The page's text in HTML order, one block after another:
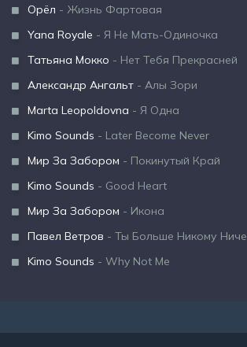
Орёл - Жизнь Фартовая
Yana Royale - Я Не Мать-Одиночка
Татьяна Мокко - Нет Тебя Прекрасней
Александр Ангальт - Алы Зори
Marta Leopoldovna - Я Одна
Kimo Sounds - Later Become Never
Мир За Забором - Покинутый Край
Kimo Sounds - Good Heart
Мир За Забором - Икона
Павел Ветров - Ты Больше Никому
Kimo Sounds - Why Not Me